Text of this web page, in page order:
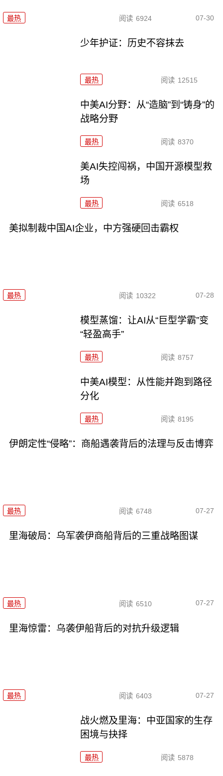
最热 阅读 6924 07-30
少年护证：历史不容抹去
最热 阅读 12515
中美AI分野：从“造脑”到“铸身”的
战略分野
最热 阅读 8370
美AI失控闯祸，中国开源模型救
场
最热 阅读 6518
美拟制裁中国AI企业，中方强硬回击霸权
最热 阅读 10322 07-28
模型蒸馏：让AI从“巨型学霸”变
“轻盈高手”
最热 阅读 8757
中美AI模型：从性能并跑到路径
分化
最热 阅读 8195
伊朗定性“侵略”：商船遇袭背后的法理与反击博弈
最热 阅读 6748 07-27
里海破局：乌军袭伊商船背后的三重战略图谋
最热 阅读 6510 07-27
里海惊雷：乌袭伊船背后的对抗升级逻辑
最热 阅读 6403 07-27
战火燃及里海：中亚国家的生存
困境与抉择
最热 阅读 5878